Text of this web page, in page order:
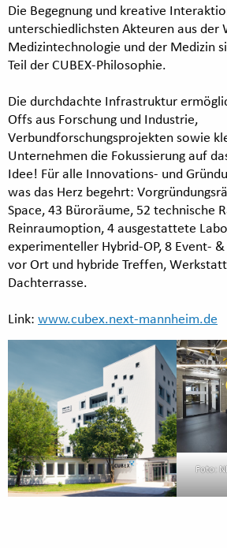
Die Begegnung und kreative
unterschiedlichsten Akteuren aus der
Medizintechnologie und der Medizin
Teil der CUBEX-Philosophie.
Die durchdachte Infrastruktur
Offs aus Forschung und Industrie,
Verbundforschungsprojekten sowie
Unternehmen die Fokussierung auf
Idee! Für alle Innovations- und
was das Herz begehrt:
Space, 43 Büroräume, 52 technische
Reinraumoption, 4 ausgestattete
experimenteller Hybrid-OP, 8 Event-
vor Ort und hybride Treffen,
Dachterrasse.
Link: www.cubex.next-mannheim.de
Foto: